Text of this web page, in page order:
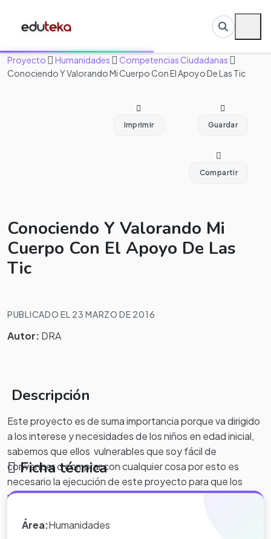
Proyecto Humanidades
Competencias Ciudadanas
Conociendo Y Valorando Mi Cuerpo Con El Apoyo De Las Tic
Imprimir Guardar
Compartir
Conociendo Y Valorando Mi
Cuerpo Con El Apoyo De Las
Tic
PUBLICADO EL 23 MARZO DE 2016
Autor: DRA
Descripción
Este proyecto es de suma importancia porque va dirigido
a los interese y necesidades de los niños en edad inicial,
sabemos que ellos vulnerables que soy fácil de
convencer o comprar con cualquier cosa por esto es
necesario la ejecución de este proyecto para que los
padres a través de talleres tengan claro el cuidado y
aspectos.
Ficha técnica
Área:Humanidades